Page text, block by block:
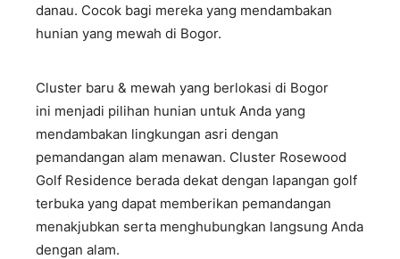
danau. Cocok bagi mereka yang mendambakan
hunian yang mewah di Bogor.
Cluster baru & mewah yang berlokasi di Bogor
ini menjadi pilihan hunian untuk Anda yang
mendambakan lingkungan asri dengan
pemandangan alam menawan. Cluster Rosewood
Golf Residence berada dekat dengan lapangan golf
terbuka yang dapat memberikan pemandangan
menakjubkan serta menghubungkan langsung Anda
dengan alam.